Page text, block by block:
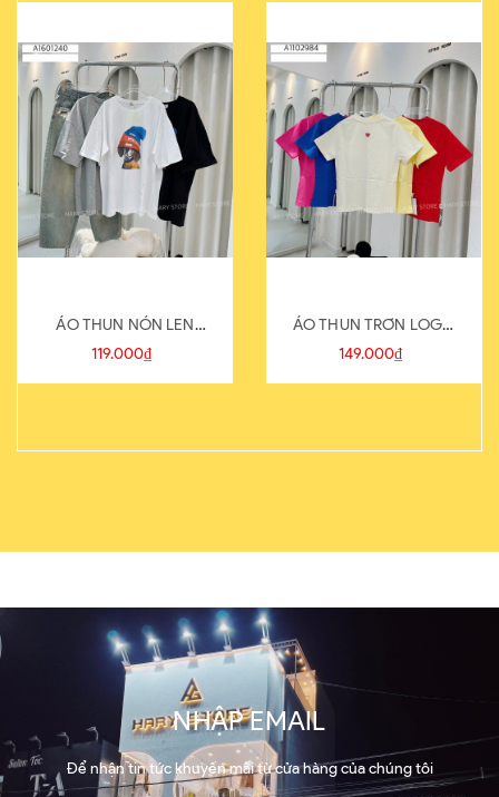
ÁO THUN NÓN LEN
821-1
119.000₫
ÁO THUN TRƠN LOGO
SAU
149.000₫
NHẬP EMAIL
Để nhận tin tức khuyến mãi từ cửa hàng của chúng tôi